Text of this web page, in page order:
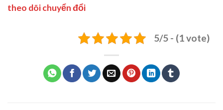
theo dõi chuyển đổi
5/5 - (1 vote)